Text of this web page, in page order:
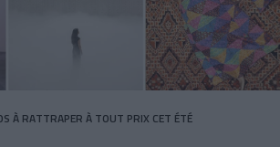
À RATTRAPER À TOUT PRIX CET ÉTÉ